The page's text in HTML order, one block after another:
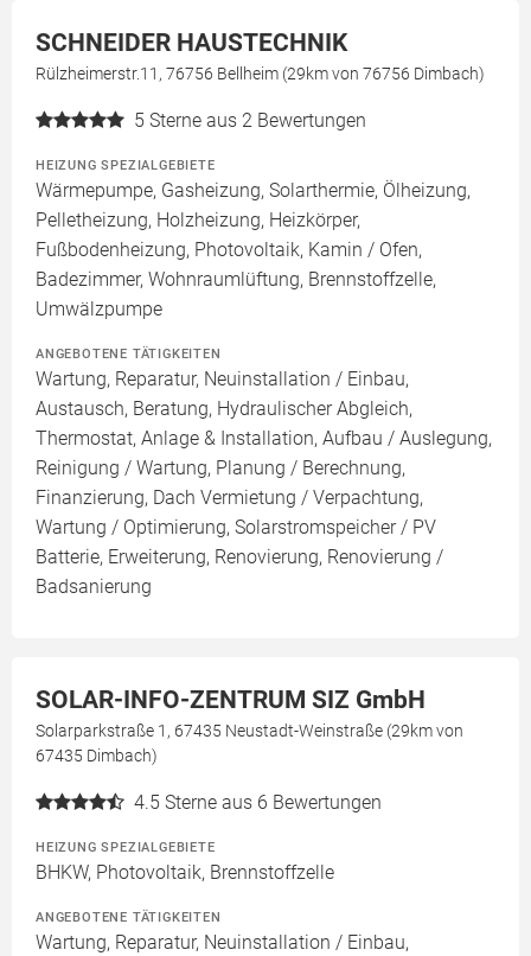
SCHNEIDER HAUSTECHNIK
Rülzheimerstr.11, 76756 Bellheim (29km von 76756 Dimbach)
5 Sterne aus 2 Bewertungen
HEIZUNG SPEZIALGEBIETE
Wärmepumpe, Gasheizung, Solarthermie, Ölheizung,
Pelletheizung, Holzheizung, Heizkörper,
Fußbodenheizung, Photovoltaik, Kamin / Ofen,
Badezimmer, Wohnraumlüftung, Brennstoffzelle,
Umwälzpumpe
ANGEBOTENE TÄTIGKEITEN
Wartung, Reparatur, Neuinstallation / Einbau,
Austausch, Beratung, Hydraulischer Abgleich,
Thermostat, Anlage & Installation, Aufbau / Auslegung,
Reinigung / Wartung, Planung / Berechnung,
Finanzierung, Dach Vermietung / Verpachtung,
Wartung / Optimierung, Solarstromspeicher / PV
Batterie, Erweiterung, Renovierung, Renovierung /
Badsanierung
SOLAR-INFO-ZENTRUM SIZ GmbH
Solarparkstraße 1, 67435 Neustadt-Weinstraße (29km von
67435 Dimbach)
4.5 Sterne aus 6 Bewertungen
HEIZUNG SPEZIALGEBIETE
BHKW, Photovoltaik, Brennstoffzelle
ANGEBOTENE TÄTIGKEITEN
Wartung, Reparatur, Neuinstallation / Einbau,